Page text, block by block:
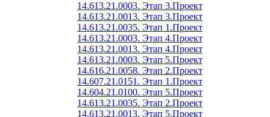
14.613.21.0003. Этап 3.Проект
14.613.21.0013. Этап 3.Проект
14.613.21.0035. Этап 1.Проект
14.613.21.0003. Этап 4.Проект
14.613.21.0013. Этап 4.Проект
14.613.21.0003. Этап 5.Проект
14.616.21.0058. Этап 2.Проект
14.607.21.0151. Этап 1.Проект
14.604.21.0100. Этап 5.Проект
14.613.21.0035. Этап 2.Проект
14.613.21.0013. Этап 5.Проект